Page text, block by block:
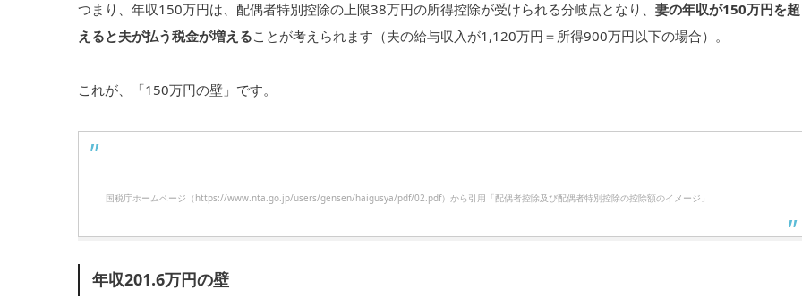
つまり、年収150万円は、配偶者特別控除の上限38万円の所得控除が受けられる分岐点となり、 妻の年収が150万円を超
えると夫が払う税金が増えることが考えられます（夫の給与収入が1,120万円＝所得900万円以下の場合）。
これが、「150万円の壁」です。
国税庁ホームページ（https://www.nta.go.jp/users/gensen/haigusya/pdf/02.pdf）から引用「配偶者控除及び配偶者特別控除の控除額のイメージ」
年収201.6万円の壁